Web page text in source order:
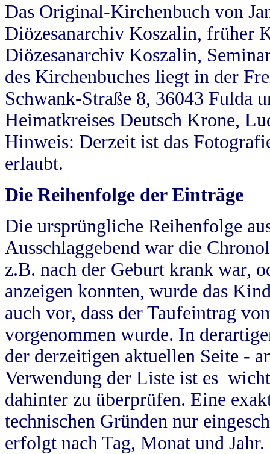
Das Original-Kirchenbuch von
Diözesanarchiv Koszalin, früher
Diözesanarchiv Koszalin,
des Kirchenbuches liegt in der
Schwank-Straße 8, 36043 Fulda
Heimatkreises Deutsch Krone,
Hinweis: Derzeit ist das
erlaubt.
Die Reihenfolge der Einträge
Die ursprüngliche Reihenfolge
Ausschlaggebend war die
z.B. nach der Geburt krank war,
anzeigen konnten, wurde das
auch vor, dass der Taufeintrag
vorgenommen wurde. In
der derzeitigen aktuellen Seite -
Verwendung der Liste ist es
dahinter zu überprüfen. Eine
technischen Gründen nur
erfolgt nach Tag, Monat und Jahr.